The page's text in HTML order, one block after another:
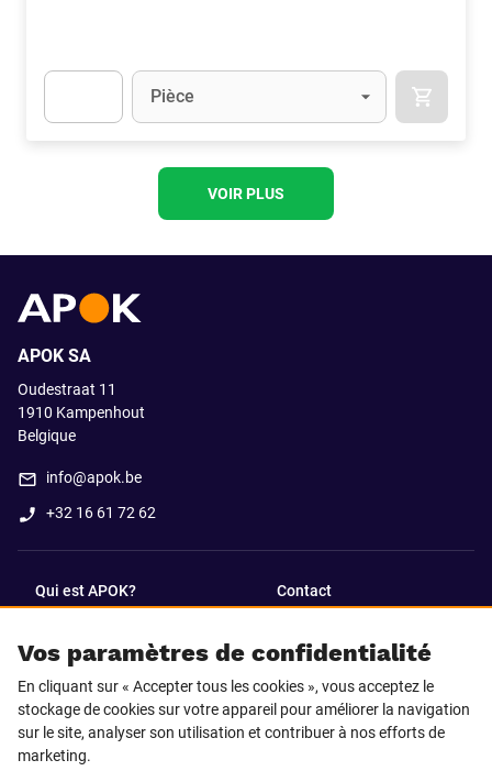
Unité
Pièce
VOIR PLUS
Vos paramètres de confidentialité
En cliquant sur « Accepter tous les cookies », vous acceptez le
stockage de cookies sur votre appareil pour améliorer la navigation
sur le site, analyser son utilisation et contribuer à nos efforts de
marketing.
APOK SA
Oudestraat 11
1910 Kampenhout
Belgique
info@apok.be
+32 16 61 72 62
Qui est APOK? Contact
SUIVEZ-NOUS SUR
Facebook LinkedIn